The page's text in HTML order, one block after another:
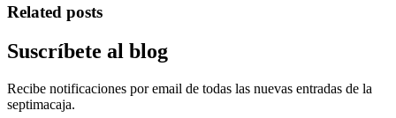
Related posts
Suscríbete al blog
Recibe notificaciones por email de todas las nuevas entradas de la
septimacaja.